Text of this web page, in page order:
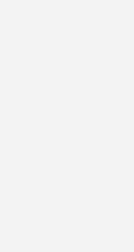
einzurichten.
und mit
Kameras
wir
und den